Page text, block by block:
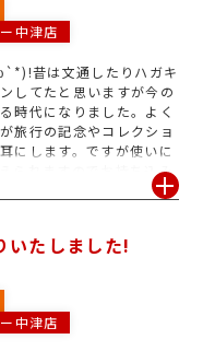
中津店
昔は文通したりハガキ
してたと思いますが今の
時代になりました。よく
旅行の記念やコレクショ
にします。ですが使いに
られますのでお持ち込み
お問い合わせ頂けたらと
いたしました!
中津店